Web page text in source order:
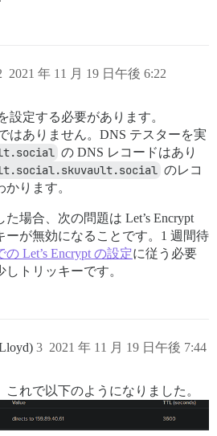
2021 年 11 月 19 日午後 6:22
設定する必要があります。
はありません。DNS テスターを実
の DNS レコードはあり
のレコ
ります。
場合、次の問題は Let’s Encrypt
ーが無効になることです。1 週間待
Let’s Encrypt の設定に従う必要
トリッキーです。
2021 年 11 月 19 日午後 7:44
3
れで以下のようになりました。